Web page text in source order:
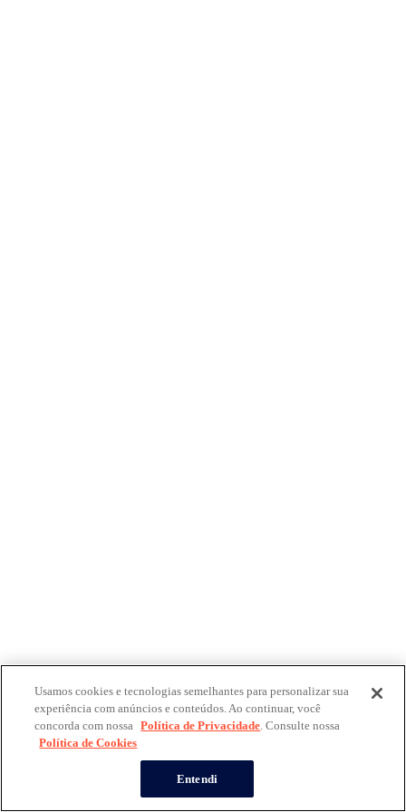
Usamos cookies e tecnologias semelhantes para personalizar sua
experiência com anúncios e conteúdos. Ao continuar, você
concorda com nossa Política de Privacidade. Consulte nossa
Política de Cookies
Entendi